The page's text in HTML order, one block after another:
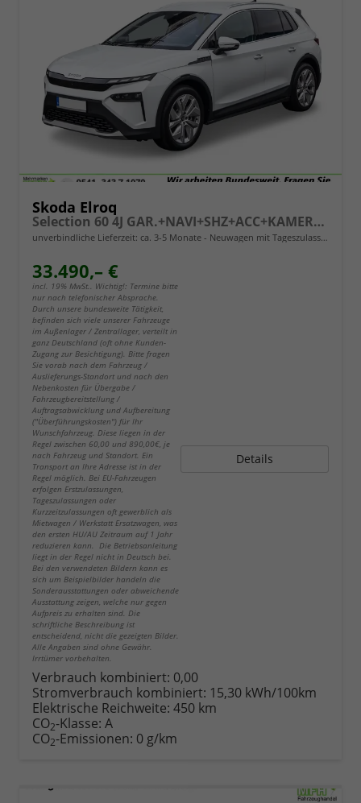
Skoda Elroq
Selection 60 4J GAR.+NAVI+SHZ+ACC+KAMERA+19" ALU+SMARTLINK+KLIMA+LED
unverbindliche Lieferzeit: ca. 3-5 Monate Neuwagen mit Tageszulassung
33.490,– €
incl. 19% MwSt.. Wichtig!: Termine bitte
nur nach telefonischer Absprache.
Durch unsere bundesweite Tätigkeit,
befinden sich viele unserer Fahrzeuge
im Außenlager / Zentrallager, verteilt in
ganz Deutschland (oft ohne Kunden-
Zugang zur Besichtigung). Bitte fragen
Sie vorab nach dem Fahrzeug /
Auslieferungs-Standort und nach den
Nebenkosten für Übergabe /
Fahrzeugbereitstellung /
Auftragsabwicklung und Aufbereitung
("Überführungskosten") für Ihr
Wunschfahrzeug. Diese liegen in der
Regel zwischen 60,00 und 890,00€, je
nach Fahrzeug und Standort. Ein
Transport an Ihre Adresse ist in der
Regel möglich. Bei EU-Fahrzeugen
erfolgen Erstzulassungen,
Tageszulassungen oder
Kurzzeitzulassungen oft gewerblich als
Mietwagen / Werkstatt Ersatzwagen, was
den ersten HU/AU Zeitraum auf 1 Jahr
reduzieren kann. Die Betriebsanleitung
liegt in der Regel nicht in Deutsch bei.
Bei den verwendeten Bildern kann es
sich um Beispielbilder handeln die
Sonderausstattungen oder abweichende
Ausstattung zeigen, welche nur gegen
Aufpreis zu erhalten sind. Die
schriftliche Beschreibung ist
entscheidend, nicht die gezeigten Bilder.
Alle Angaben sind ohne Gewähr.
Irrtümer vorbehalten.
Details
Verbrauch kombiniert: 0,00
Stromverbrauch kombiniert: 15,30 kWh/100km
Elektrische Reichweite: 450 km
CO2-Klasse: A
CO2-Emissionen: 0 g/km